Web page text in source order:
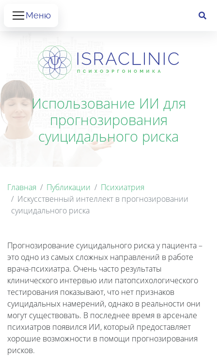
Меню
Использование ИИ для
прогнозирования
суицидального риска
Главная Публикации
Психиатрия
Искусственный интеллект в прогнозировании
суицидального риска
Прогнозирование суицидального риска у пациента –
это одно из самых сложных направлений в работе
врача-психиатра. Очень часто результаты
клинического интервью или патопсихологического
тестирования показывают, что нет признаков
суицидальных намерений, однако в реальности они
могут существовать. В последнее время в арсенале
психиатров появился ИИ, который предоставляет
хорошие возможности в помощи прогнозирования
рисков.